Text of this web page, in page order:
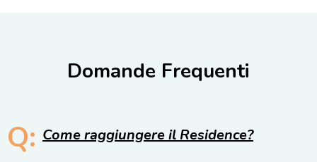
Domande Frequenti
Q: Come raggiungere il Residence?